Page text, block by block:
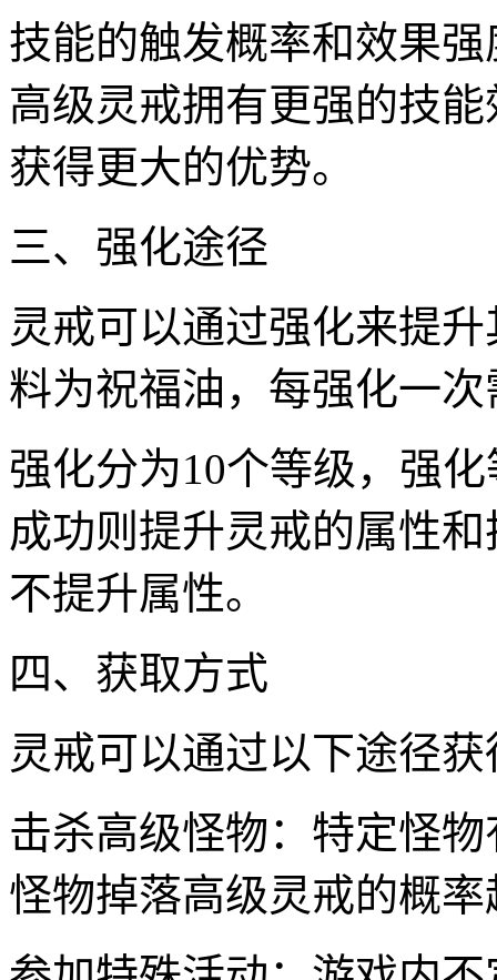
技能的触发概率和效果
高级灵戒拥有更强的技
获得更大的优势。
三、强化途径
灵戒可以通过强化来提
料为祝福油，每强化一
强化分为10个等级，强
成功则提升灵戒的属性
不提升属性。
四、获取方式
灵戒可以通过以下途径获
击杀高级怪物：特定怪
怪物掉落高级灵戒的概率